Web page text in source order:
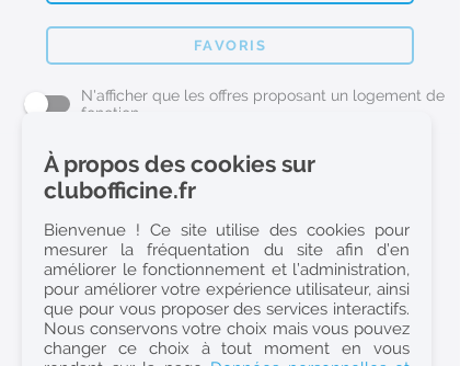
FAVORIS
N'afficher que les offres proposant un logement de
fonction
L'emploi Pharmacie par métier
Pharmacien (H/F)
Préparateur en Pharmacie (H/F)
Etudiant en Pharmacie (H/F)
Etudiant en Pharmacie 6e année validée (H/F)
Conseiller Dermo Cosmetique - Esthéticienne (H/F)
À propos des cookies sur
clubofficine.fr
Bienvenue ! Ce site utilise des cookies pour
mesurer la fréquentation du site afin d’en
améliorer le fonctionnement et l’administration,
pour améliorer votre expérience utilisateur, ainsi
que pour vous proposer des services interactifs.
Nous conservons votre choix mais vous pouvez
changer ce choix à tout moment en vous